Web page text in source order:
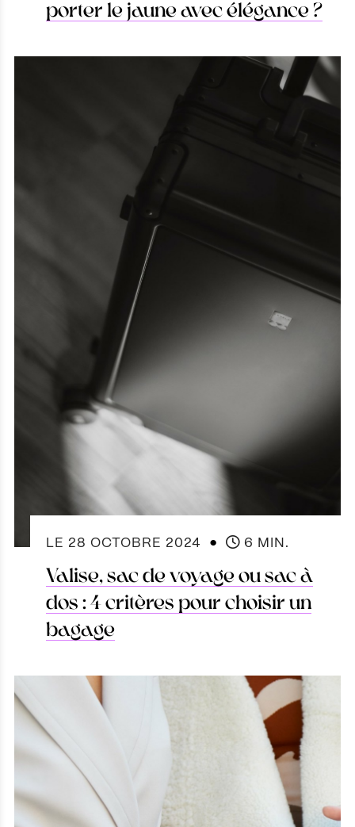
porter le jaune avec élégance ?
LE 28 OCTOBRE 2024 ● 6 MIN.
Valise, sac de voyage ou sac à
dos : 4 critères pour choisir un
bagage